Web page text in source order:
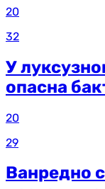
20
32
У
опасна
20
29
Ванредно